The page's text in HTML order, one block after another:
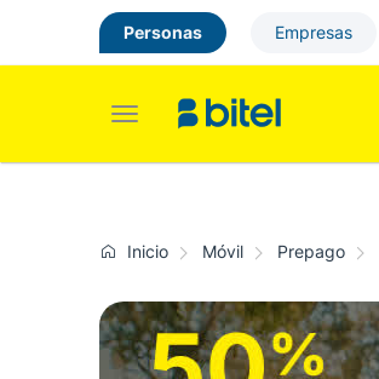
Personas Empresas
Toggle
Inicio Móvil Prepago